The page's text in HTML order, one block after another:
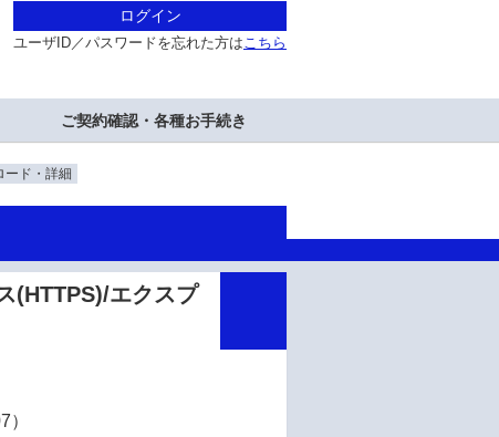
ログイン
ユーザID／パスワードを忘れた方はこちら
ご契約確認・各種お手続き
ード・詳細
(HTTPS)/エクスプ